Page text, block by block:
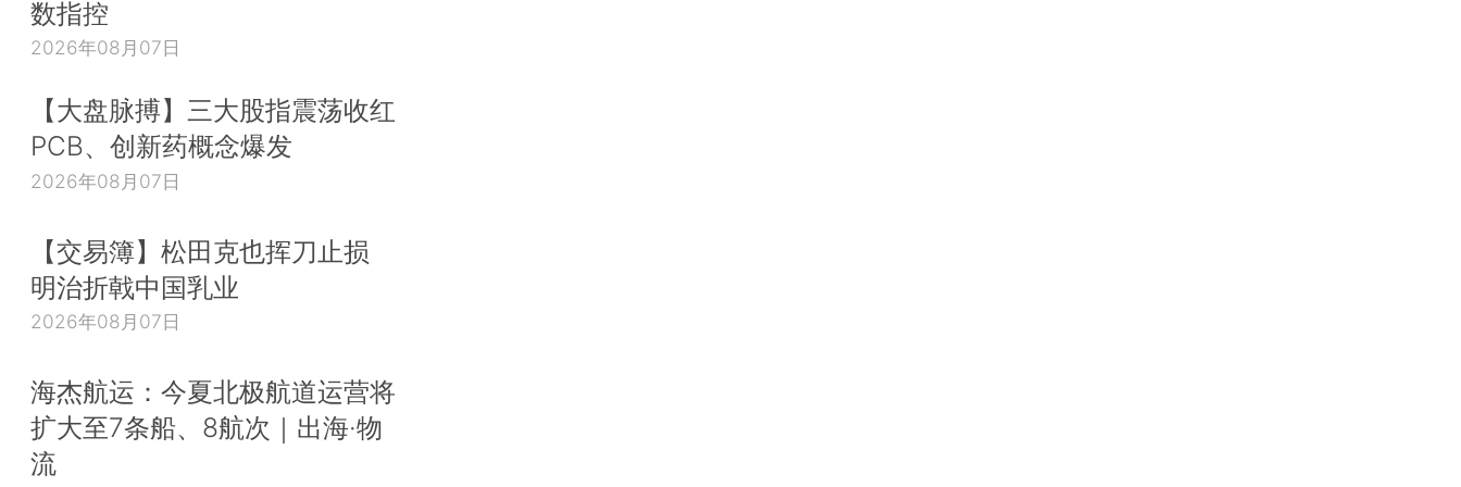
数指控
2026年08月07日
【大盘脉搏】三大股指震荡收红
PCB、创新药概念爆发
2026年08月07日
【交易簿】松田克也挥刀止损
明治折戟中国乳业
2026年08月07日
海杰航运：今夏北极航道运营将
扩大至7条船、8航次｜出海·物
流